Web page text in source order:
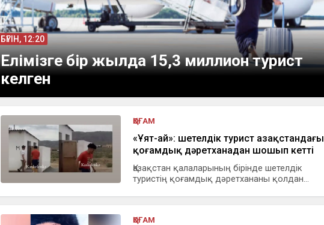
БҮГІН, 12:20
Елімізге бір жылда 15,3 миллион турист
келген
ҚОҒАМ
«Ұят-ай»: шетелдік турист Қазақстандағы
қоғамдық дәретханадан шошып кетті
Қазақстан қалаларының бірінде шетелдік
туристің қоғамдық дәретхананы қолдан...
ҚОҒАМ